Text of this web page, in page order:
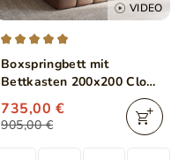
VIDEO
Boxspringbett mit
Bettkasten 200x200 Cloud
Braun
905,00 €
735,00 €